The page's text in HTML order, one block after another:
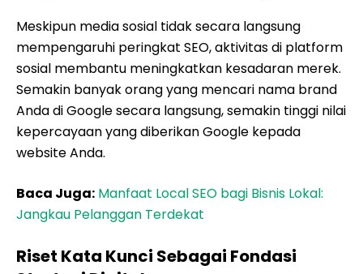
Meskipun media sosial tidak secara langsung
mempengaruhi peringkat SEO, aktivitas di platform
sosial membantu meningkatkan kesadaran merek.
Semakin banyak orang yang mencari nama brand
Anda di Google secara langsung, semakin tinggi nilai
kepercayaan yang diberikan Google kepada
website Anda.
Baca Juga: Manfaat Local SEO bagi Bisnis Lokal:
Jangkau Pelanggan Terdekat
Riset Kata Kunci Sebagai Fondasi